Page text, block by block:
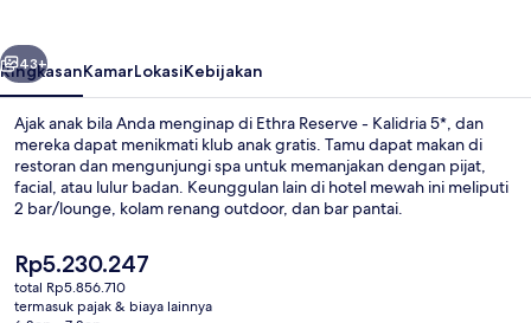
Berikutnya
43+
RingkasanKamarLokasiKebijakan
Ajak anak bila Anda menginap di Ethra Reserve - Kalidria 5*, dan
mereka dapat menikmati klub anak gratis. Tamu dapat makan di
restoran dan mengunjungi spa untuk memanjakan dengan pijat,
facial, atau lulur badan. Keunggulan lain di hotel mewah ini meliputi
2 bar/lounge, kolam renang outdoor, dan bar pantai.
Harga
saat
ini
Rp5.230.247
total Rp5.856.710
termasuk pajak & biaya lainnya